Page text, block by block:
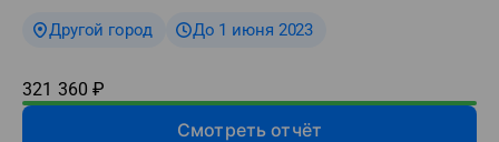
Другой город До 1 июня 2023
321 360 ₽
Смотреть отчёт